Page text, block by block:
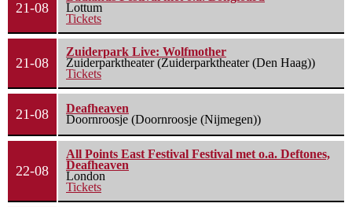
21-08
Lottum
Tickets
21-08
Zuiderpark Live: Wolfmother
Zuiderparktheater (Zuiderparktheater (Den Haag))
Tickets
21-08
Deafheaven
Doornroosje (Doornroosje (Nijmegen))
22-08
All Points East Festival Festival met o.a. Deftones,
Deafheaven
London
Tickets